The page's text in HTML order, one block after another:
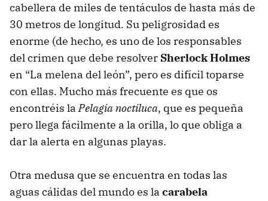
cabellera de miles de tentáculos de hasta más de
30 metros de longitud. Su peligrosidad es
enorme (de hecho, es uno de los responsables
del crimen que debe resolver Sherlock Holmes
en “La melena del león”, pero es difícil toparse
con ellas. Mucho más frecuente es que os
encontréis laPelagia noctiluca, que es pequeña
pero llega fácilmente a la orilla, lo que obliga a
dar la alerta en algunas playas.
Otra medusa que se encuentra en todas las
aguas cálidas del mundo es la carabela